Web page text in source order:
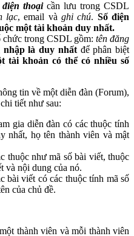
thoại cần lưu trong CSDL
lạc, email vàghi chú. Số điện
một tài khoản duy nhất.
chức trong CSDL gồm: tên đăng
nhập là duy nhất để phân biệt
tài khoản có thể có nhiều số
tin về một diễn đàn (Forum),
tiết như sau:
gia diễn đàn có các thuộc tính
nhất, họ tên thành viên và mật
thuộc như mã số bài viết, thuộc
và nội dung của nó.
bài viết có các thuộc tính mã số
của chủ đề.
thành viên và mỗi thành viên